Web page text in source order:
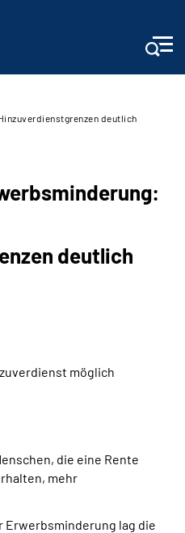
deutlich
deutlich
möglich
die eine Rente
mehr
Erwerbsminderung lag die